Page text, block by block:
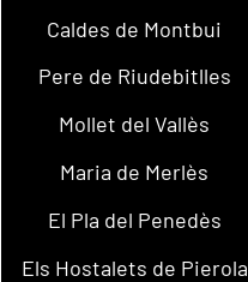
Caldes de Montbui
Pere de Riudebitlles
Mollet del Vallès
Maria de Merlès
El Pla del Penedès
Els Hostalets de Pierola